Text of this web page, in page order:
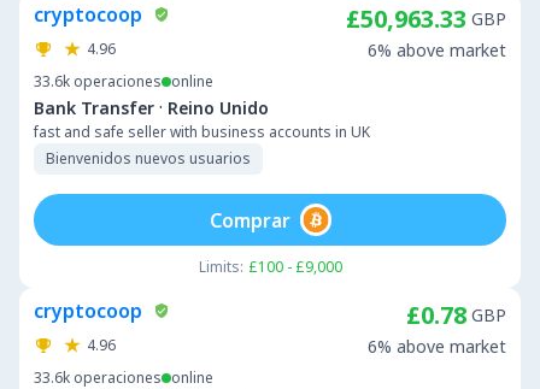
cryptocoop
4.96
33.6k operaciones online
Bank Transfer · Reino Unido
fast and safe seller with business accounts in UK
Bienvenidos nuevos usuarios
£50,963.33 GBP
6% above market
Limits: £100 - £9,000
Comprar
cryptocoop
4.96
33.6k operaciones online
£0.78 GBP
6% above market